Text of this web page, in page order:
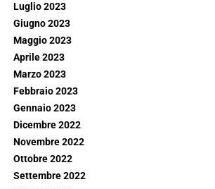
Luglio 2023
Giugno 2023
Maggio 2023
Aprile 2023
Marzo 2023
Febbraio 2023
Gennaio 2023
Dicembre 2022
Novembre 2022
Ottobre 2022
Settembre 2022